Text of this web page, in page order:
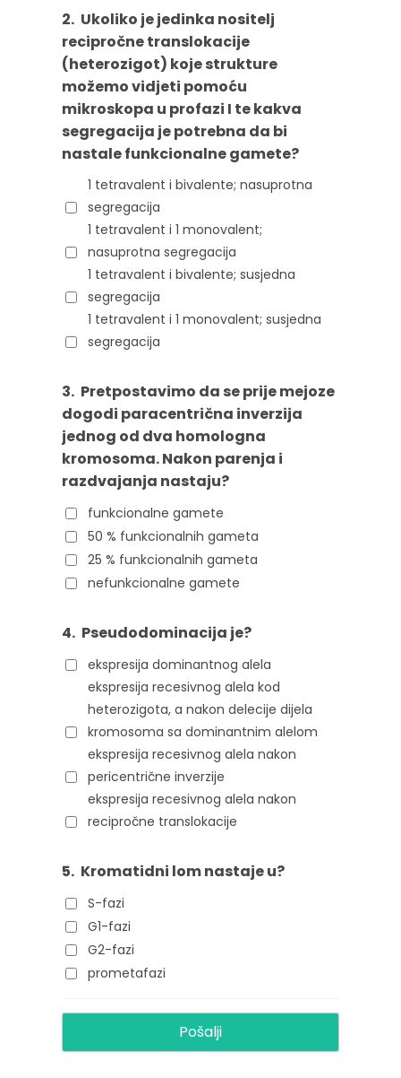
2. Ukoliko je jedinka nositelj
recipročne translokacije
(heterozigot) koje strukture
možemo vidjeti pomoću
mikroskopa u profazi I te kakva
segregacija je potrebna da bi
nastale funkcionalne gamete?
1 tetravalent i bivalente; nasuprotna
segregacija
1 tetravalent i 1 monovalent;
nasuprotna segregacija
1 tetravalent i bivalente; susjedna
segregacija
1 tetravalent i 1 monovalent; susjedna
segregacija
3. Pretpostavimo da se prije mejoze
dogodi paracentrična inverzija
jednog od dva homologna
kromosoma. Nakon parenja i
razdvajanja nastaju?
funkcionalne gamete
50 % funkcionalnih gameta
25 % funkcionalnih gameta
nefunkcionalne gamete
4. Pseudodominacija je?
ekspresija dominantnog alela
ekspresija recesivnog alela kod
heterozigota, a nakon delecije dijela
kromosoma sa dominantnim alelom
ekspresija recesivnog alela nakon
pericentrične inverzije
ekspresija recesivnog alela nakon
recipročne translokacije
5. Kromatidni lom nastaje u?
S-fazi
G1-fazi
G2-fazi
prometafazi